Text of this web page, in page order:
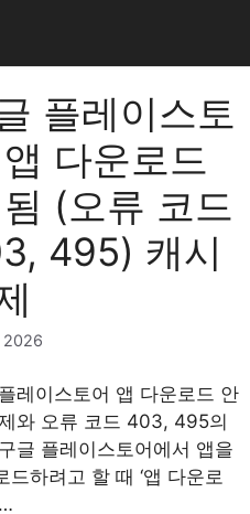
플레이스토
다운로드
(오류 코드
495) 캐시
2026
레이스토어 앱 다운로드 안
와 오류 코드 403, 495의
글 플레이스토어에서 앱을
드하려고 할 때 ‘앱 다운로